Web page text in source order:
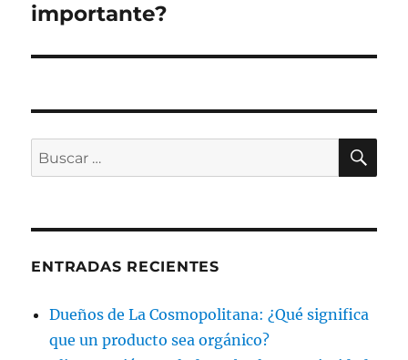
importante?
Buscar
por:
ENTRADAS RECIENTES
Dueños de La Cosmopolitana: ¿Qué significa
que un producto sea orgánico?